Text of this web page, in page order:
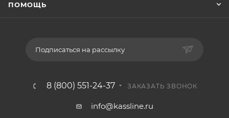
ПОМОЩЬ
Подписаться на рассылку
8 (800) 551-24-37 ЗАКАЗАТЬ ЗВОНОК
info@kassline.ru